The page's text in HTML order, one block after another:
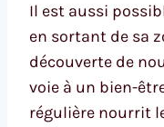
Il est aussi
en sortant de sa
découverte de
voie à un bien-
régulière nourrit